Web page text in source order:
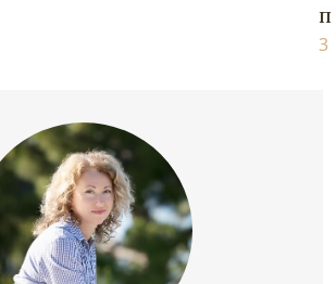
пляжей и Монако